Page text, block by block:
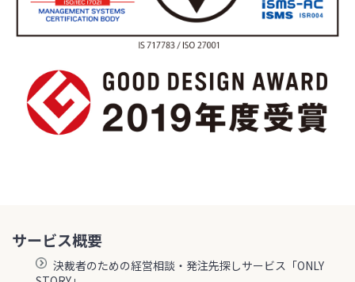
サービス概要
決裁者のための経営相談・発注先探しサービス「ONLY